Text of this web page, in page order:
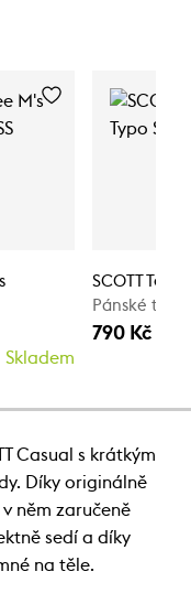
Skladem
SCOTT Tee
Pánské triko
790 Kč
Casual s krátkým
Díky originálně
něm zaručeně
sedí a díky
na těle.